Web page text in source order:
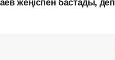
жеңіспен бастады, деп